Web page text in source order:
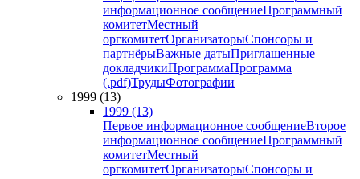
информационное сообщениеПрограммный
комитетМестный
оргкомитетОрганизаторыСпонсоры и
партнёрыВажные датыПриглашенные
докладчикиПрограммаПрограмма
(.pdf)ТрудыФотографии
1999 (13)
1999 (13)
Первое информационное сообщениеВторое
информационное сообщениеПрограммный
комитетМестный
оргкомитетОрганизаторыСпонсоры и